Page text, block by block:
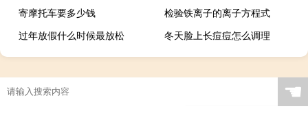
寄摩托车要多少钱
检验铁离子的离子方程式
过年放假什么时候最放松
冬天脸上长痘痘怎么调理
☚